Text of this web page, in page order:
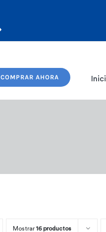
COMPRAR AHORA
Mostrar 16 productos